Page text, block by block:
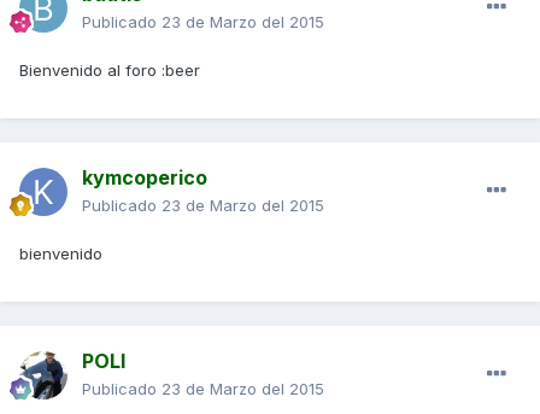
Publicado 23 de Marzo del 2015
Bienvenido al foro :beer
kymcoperico
Publicado 23 de Marzo del 2015
bienvenido
POLI
Publicado 23 de Marzo del 2015